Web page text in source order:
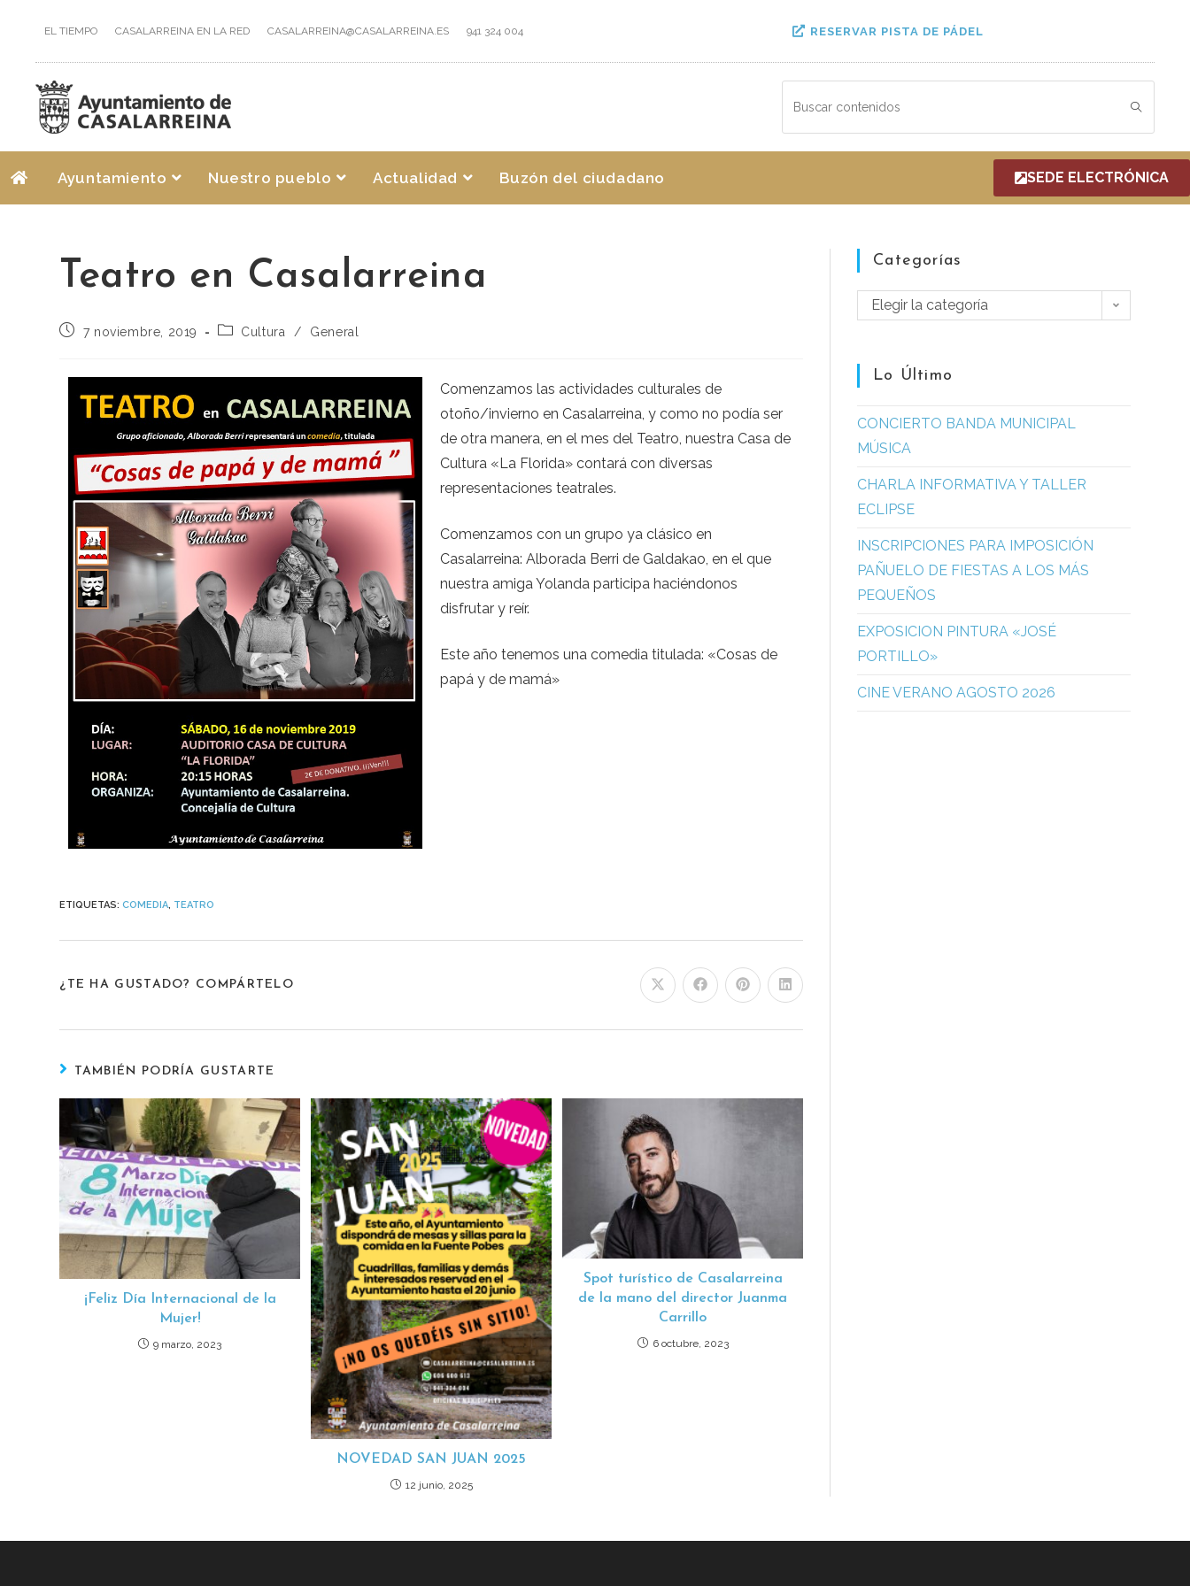
EL TIEMPO CASALARREINA EN LA RED CASALARREINA@CASALARREINA.ES 941 324 004 RESERVAR PISTA DE PÁDEL
Ayuntamiento Nuestro pueblo Actualidad Buzón del ciudadano SEDE ELECTRÓNICA
Teatro en Casalarreina
7 noviembre, 2019 Cultura / General
Comenzamos las actividades culturales de
otoño/invierno en Casalarreina, y como no podía ser
de otra manera, en el mes del Teatro, nuestra Casa de
Cultura «La Florida» contará con diversas
representaciones teatrales.
Comenzamos con un grupo ya clásico en
Casalarreina: Alborada Berri de Galdakao, en el que
nuestra amiga Yolanda participa haciéndonos
disfrutar y reír.
Este año tenemos una comedia titulada: «Cosas de
papá y de mamá»
ETIQUETAS:COMEDIA, TEATRO
¿TE HA GUSTADO? COMPÁRTELO
TAMBIÉN PODRÍA GUSTARTE
¡Feliz Día Internacional de la
Mujer!
9 marzo, 2023
NOVEDAD SAN JUAN 2025
12 junio, 2025
Spot turístico de Casalarreina
de la mano del director Juanma
Carrillo
6 octubre, 2023
Categorías
Elegir la categoría
Lo Último
CONCIERTO BANDA MUNICIPAL
MÚSICA
CHARLA INFORMATIVA Y TALLER
ECLIPSE
INSCRIPCIONES PARA IMPOSICIÓN
PAÑUELO DE FIESTAS A LOS MÁS
PEQUEÑOS
EXPOSICION PINTURA «JOSÉ
PORTILLO»
CINE VERANO AGOSTO 2026